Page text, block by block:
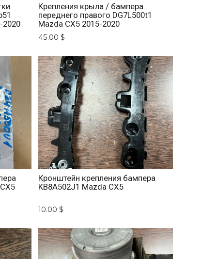
2020
Крепления крыла / бампера
переднего правого DG7L500t1
Mazda CX5 2015-2020
45.00 $
Кронштейн крепления бампера
KB8A502J1 Mazda CX5
10.00 $